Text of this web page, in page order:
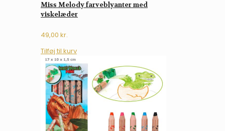
Miss Melody farveblyanter med
viskelæder
49,00 kr.
Tilføj til kurv